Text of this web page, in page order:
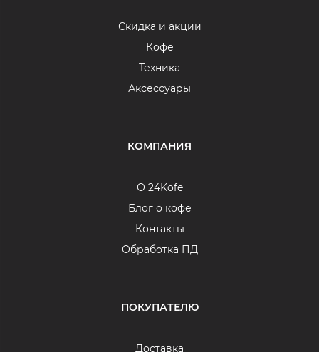
Скидка и акции
Кофе
Техника
Аксессуары
КОМПАНИЯ
О 24Kofe
Блог о кофе
Контакты
Обработка ПД
ПОКУПАТЕЛЮ
Доставка